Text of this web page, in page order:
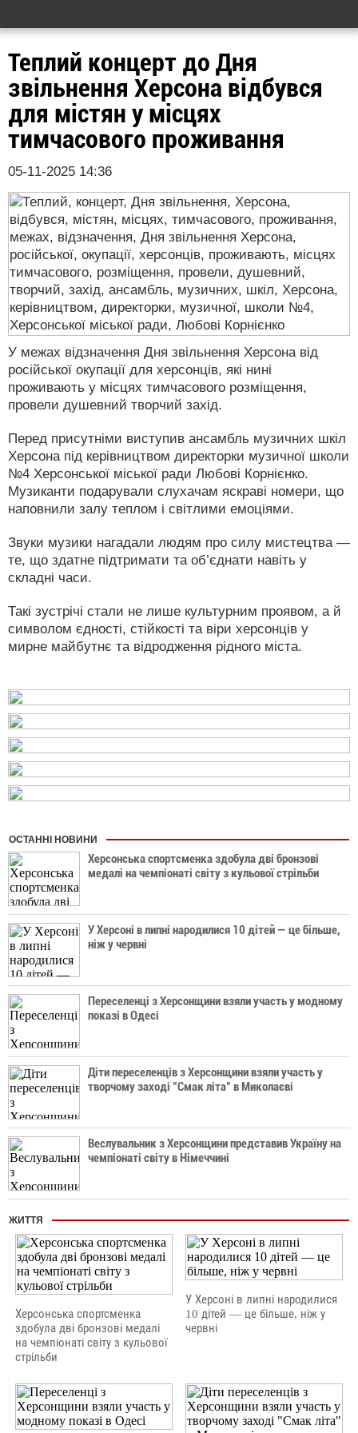
Теплий концерт до Дня
звільнення Херсона відбувся
для містян у місцях
тимчасового проживання
05-11-2025 14:36
У межах відзначення Дня звільнення Херсона від
російської окупації для херсонців, які нині
проживають у місцях тимчасового розміщення,
провели душевний творчий захід.
Перед присутніми виступив ансамбль музичних шкіл
Херсона під керівництвом директорки музичної школи
№4 Херсонської міської ради Любові Корнієнко.
Музиканти подарували слухачам яскраві номери, що
наповнили залу теплом і світлими емоціями.
Звуки музики нагадали людям про силу мистецтва —
те, що здатне підтримати та об’єднати навіть у
складні часи.
Такі зустрічі стали не лише культурним проявом, а й
символом єдності, стійкості та віри херсонців у
мирне майбутнє та відродження рідного міста.
ОСТАННІ НОВИНИ
Херсонська спортсменка здобула дві бронзові
медалі на чемпіонаті світу з кульової стрільби
У Херсоні в липні народилися 10 дітей — це більше,
ніж у червні
Переселенці з Херсонщини взяли участь у модному
показі в Одесі
Діти переселенців з Херсонщини взяли участь у
творчому заході "Смак літа" в Миколаєві
Веслувальник з Херсонщини представив Україну на
чемпіонаті світу в Німеччині
ЖИТТЯ
Херсонська спортсменка
здобула дві бронзові медалі
на чемпіонаті світу з кульової
стрільби
У Херсоні в липні народилися
10 дітей — це більше, ніж у
червні